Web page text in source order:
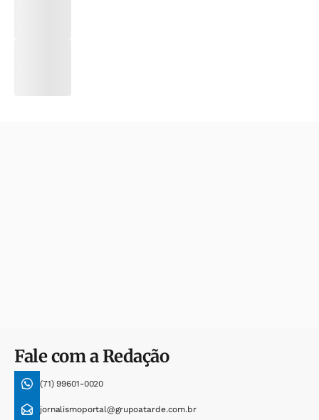
Fale com a Redação
(71) 99601-0020
jornalismoportal@grupoatarde.com.br